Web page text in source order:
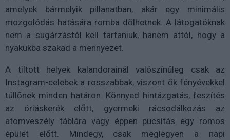
amelyek bármelyik pillanatban, akár egy minimális
mozgolódás hatására romba dőlhetnek. A látogatóknak
nem a sugárzástól kell tartaniuk, hanem attól, hogy a
nyakukba szakad a mennyezet.
A tiltott helyek kalandorainál valószínűleg csak az
Instagram-celebek a rosszabbak, viszont ők fényévekkel
túllőnek minden határon. Könnyed hintázgatás, feszítés
az óriáskerék előtt, gyermeki rácsodálkozás az
atomveszély táblára vagy éppen pucsítás egy romos
épület előtt. Mindegy, csak meglegyen a napi